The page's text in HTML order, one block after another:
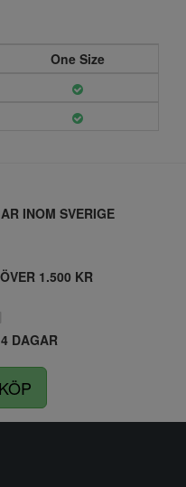
One Size
INOM SVERIGE
1.500 KR
DAGAR